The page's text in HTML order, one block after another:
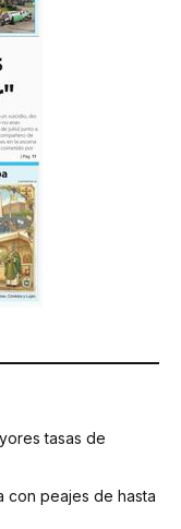
tasas de
con peajes de hasta